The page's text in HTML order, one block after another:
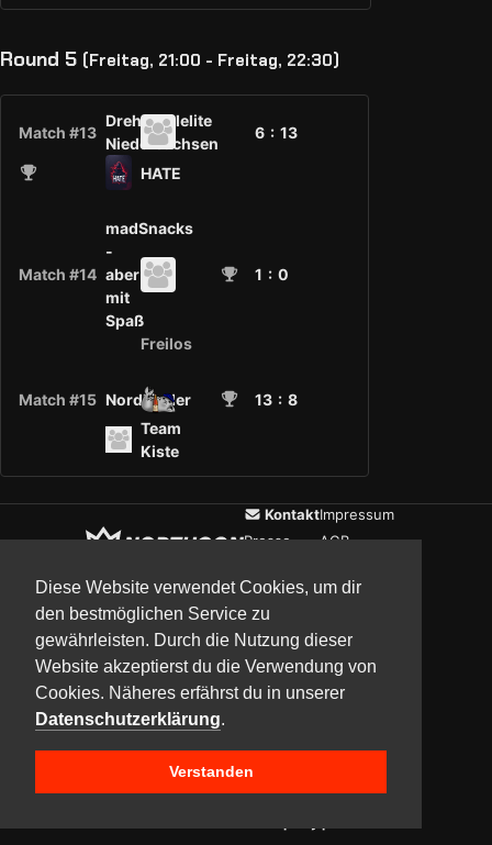
Diese Website verwendet Cookies, um dir
den bestmöglichen Service zu
gewährleisten. Durch die Nutzung dieser
Website akzeptierst du die Verwendung von
Cookies. Näheres erfährst du in unserer
Datenschutzerklärung.
Verstanden
Round 5 (Freitag, 21:00 - Freitag, 22:30)
Match #13
Drehstuhlelite
Niedersachsen
6 : 13
HATE
Match #14
madSnacks
-
aber
mit
Spaß
1 : 0
Freilos
Match #15 Nordländer 13 : 8
Team
Kiste
Kontakt
Presse
Impressum
AGB
UpdatesCommunityMedia